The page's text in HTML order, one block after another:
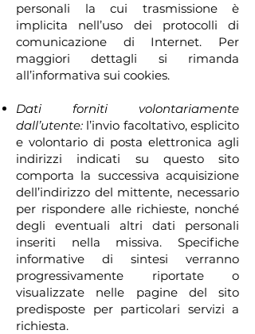
personali la cui trasmissione è
implicita nell’uso dei protocolli di
comunicazione di Internet. Per
maggiori dettagli si rimanda
all’informativa sui cookies.
Dati forniti volontariamente
dall’utente: l’invio facoltativo, esplicito
e volontario di posta elettronica agli
indirizzi indicati su questo sito
comporta la successiva acquisizione
dell’indirizzo del mittente, necessario
per rispondere alle richieste, nonché
degli eventuali altri dati personali
inseriti nella missiva.
Specifiche
informative di sintesi verranno
progressivamente riportate o
visualizzate nelle pagine del sito
predisposte per particolari servizi a
richiesta.